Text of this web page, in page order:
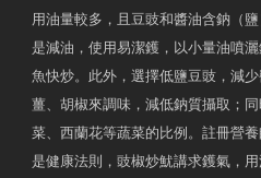
用油量較多，且豆豉和醬油含鈉（
是減油，使用易潔鑊，以小量油噴
魚快炒。此外，選擇低鹽豆豉，減
薑、胡椒來調味，減低鈉質攝取；
菜、西蘭花等蔬菜的比例。註冊營
是健康法則，豉椒炒魷講求鑊氣，